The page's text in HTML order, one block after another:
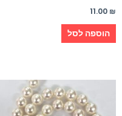
11.00 ₪
הוספה לסל